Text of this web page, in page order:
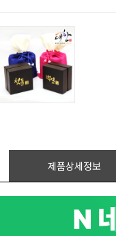
제품상세정보